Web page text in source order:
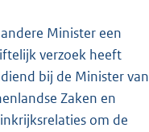
Minister een
verzoek heeft
bij de Minister van
Zaken en
om de